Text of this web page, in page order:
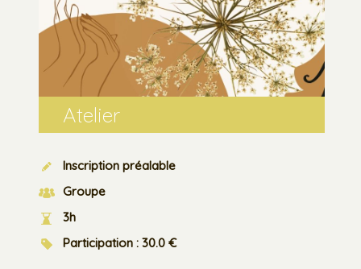
Atelier
Inscription préalable
Groupe
3h
Participation : 30.0 €